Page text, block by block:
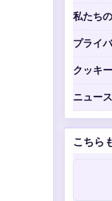
私たち
プライ
クッキ
ニュー
こちら